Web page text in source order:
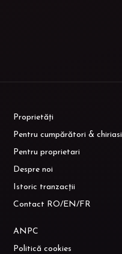
Proprietăți
Pentru cumpărători & chiriasi
Pentru proprietari
Despre noi
Istoric tranzacții
Contact RO/EN/FR
ANPC
Politică cookies